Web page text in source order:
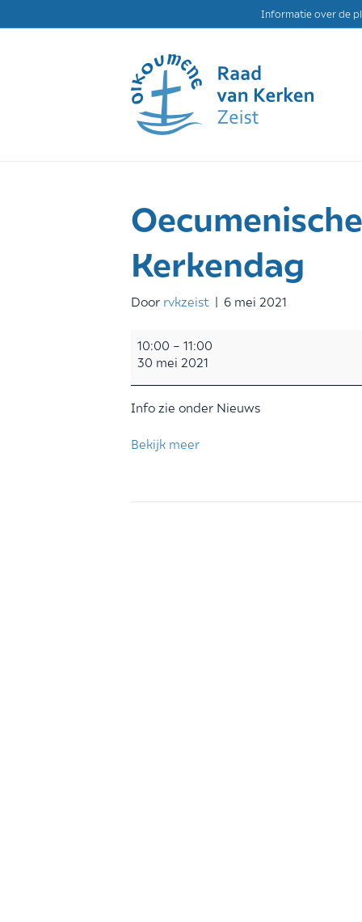
Informatie over de
Kerkendag
Door rvkzeist | 6 mei 2021
Oecumenische
viering
Kerkendag
10:00 – 11:00
30 mei 2021
Info zie onder Nieuws
Bekijk meer